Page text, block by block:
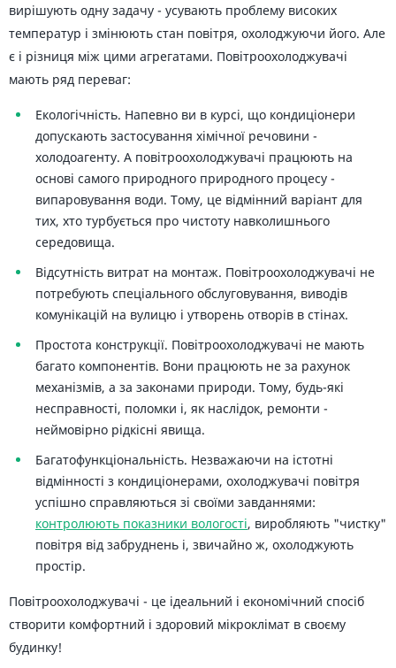
вирішують одну задачу - усувають проблему високих
температур і змінюють стан повітря, охолоджуючи його. Але
є і різниця між цими агрегатами. Повітроохолоджувачі
мають ряд переваг:
Екологічність. Напевно ви в курсі, що кондиціонери
допускають застосування хімічної речовини -
холодоагенту. А повітроохолоджувачі працюють на
основі самого природного природного процесу -
випаровування води. Тому, це відмінний варіант для
тих, хто турбується про чистоту навколишнього
середовища.
Відсутність витрат на монтаж. Повітроохолоджувачі не
потребують спеціального обслуговування, виводів
комунікацій на вулицю і утворень отворів в стінах.
Простота конструкції. Повітроохолоджувачі не мають
багато компонентів. Вони працюють не за рахунок
механізмів, а за законами природи. Тому, будь-які
несправності, поломки і, як наслідок, ремонти -
неймовірно рідкісні явища.
Багатофункціональність. Незважаючи на істотні
відмінності з кондиціонерами, охолоджувачі повітря
успішно справляються зі своїми завданнями:
контролюють показники вологості, виробляють "чистку"
повітря від забруднень і, звичайно ж, охолоджують
простір.
Повітроохолоджувачі - це ідеальний і економічний спосіб
створити комфортний і здоровий мікроклімат в своєму
будинку!